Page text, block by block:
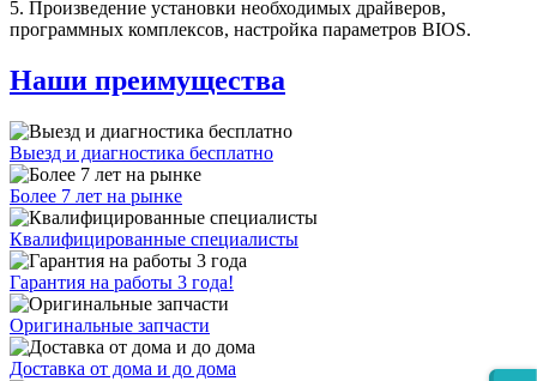
5. Произведение установки необходимых драйверов,
программных комплексов, настройка параметров BIOS.
Наши преимущества
Выезд и диагностика бесплатно
Более 7 лет на рынке
Квалифицированные специалисты
Гарантия на работы 3 года!
Оригинальные запчасти
Доставка от дома и до дома